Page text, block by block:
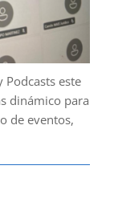
este
dinámico para
de eventos,